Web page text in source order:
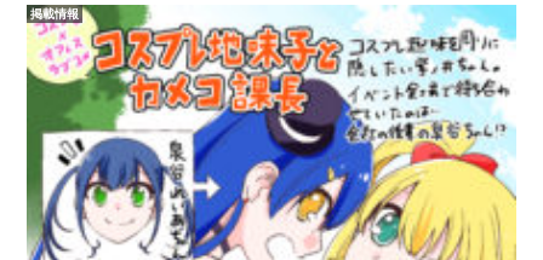
掲載情報